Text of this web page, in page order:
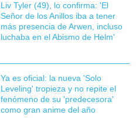
Liv Tyler (49), lo confirma: 'El
Señor de los Anillos iba a tener
más presencia de Arwen, incluso
luchaba en el Abismo de Helm'
Ya es oficial: la nueva 'Solo
Leveling' tropieza y no repite el
fenómeno de su 'predecesora'
como gran anime del año